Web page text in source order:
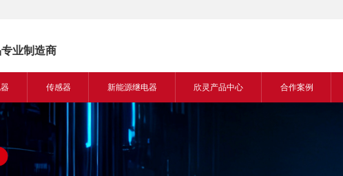
业制造商
传感器
接近开关
光电开关
新能源继电器
新能源交流继电器
新能源直流继电器
欣灵产品中心 合作案例